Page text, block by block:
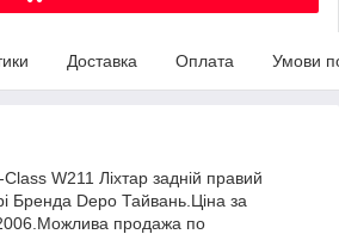
Доставка Оплата Умови
Class W211 Ліхтар задній правий
Бренда Depo Тайвань.Ціна за
продажа по